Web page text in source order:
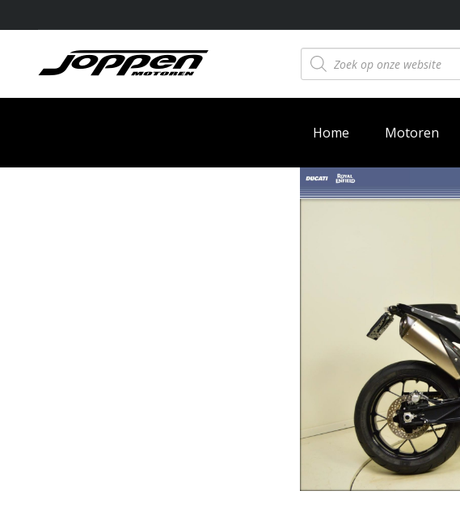
Producten
zoeken
Home Motoren